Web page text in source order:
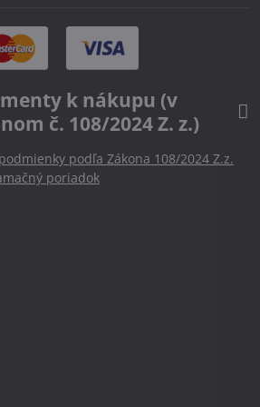
k nákupu (v
č. 108/2024 Z. z.)
podľa Zákona 108/2024 Z.z.
poriadok